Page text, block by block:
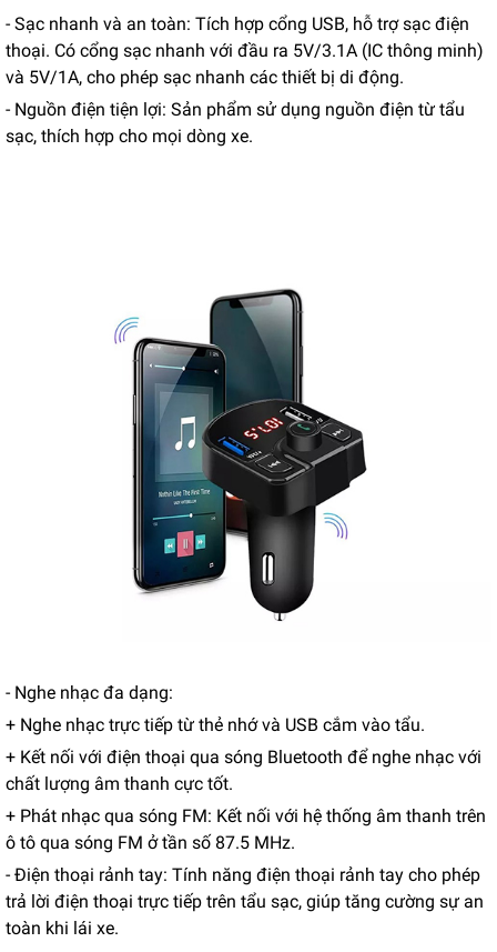
- Sạc nhanh và an toàn: Tích hợp cổng USB, hỗ trợ sạc điện
thoại. Có cổng sạc nhanh với đầu ra 5V/3.1A (IC thông minh)
và 5V/1A, cho phép sạc nhanh các thiết bị di động.
- Nguồn điện tiện lợi: Sản phẩm sử dụng nguồn điện từ tẩu
sạc, thích hợp cho mọi dòng xe.
- Nghe nhạc đa dạng:
+ Nghe nhạc trực tiếp từ thẻ nhớ và USB cắm vào tẩu.
+ Kết nối với điện thoại qua sóng Bluetooth để nghe nhạc với
chất lượng âm thanh cực tốt.
+ Phát nhạc qua sóng FM: Kết nối với hệ thống âm thanh trên
ô tô qua sóng FM ở tần số 87.5 MHz.
- Điện thoại rảnh tay: Tính năng điện thoại rảnh tay cho phép
trả lời điện thoại trực tiếp trên tẩu sạc, giúp tăng cường sự an
toàn khi lái xe.